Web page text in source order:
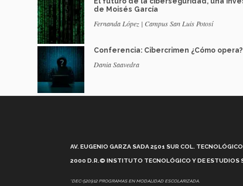
de Moisés García
Fernanda López | Campus San Luis Potosí
Conferencia: Cibercrimen ¿Cómo opera?
Dania Saavedra
AV. EUGENIO GARZA SADA 2501 SUR COL.
2000 D.R.© INSTITUTO TECNOLÓGICO Y DE ESTUDIOS
*DEC-520912 PROGRAMAS EN MODALIDAD ESCOLARIZADA.